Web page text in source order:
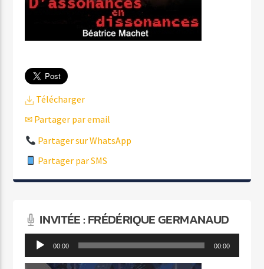
Télécharger
✉ Partager par email
Partager sur WhatsApp
Partager par SMS
INVITÉE : FRÉDÉRIQUE GERMANAUD
Lecteur 00:00 00:00